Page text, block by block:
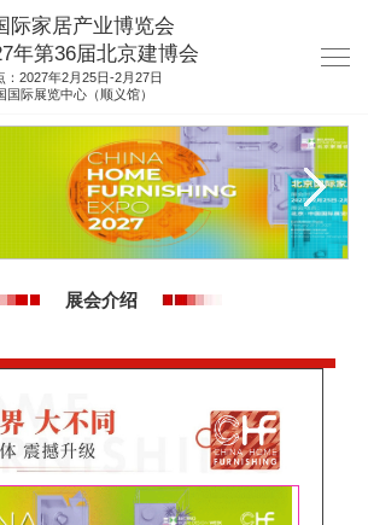
际家居产业博览会
年第36届北京建博会
：2027年2月25日-2月27日
国际展览中心（顺义馆）
展会介绍